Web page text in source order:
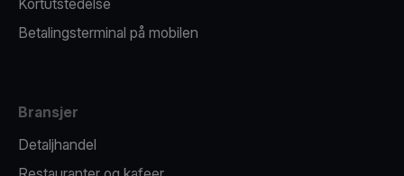
Kortutstedelse
Betalingsterminal på mobilen
Bransjer
Detaljhandel